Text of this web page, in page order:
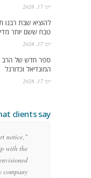
יוני 17, 2026
להוציא שבת
טבח ששם יותר
יוני 17, 2026
ספר חדש של הרב
המונדיאל וכדורגל
יוני 17, 2026
clients say
notice,
with the
"